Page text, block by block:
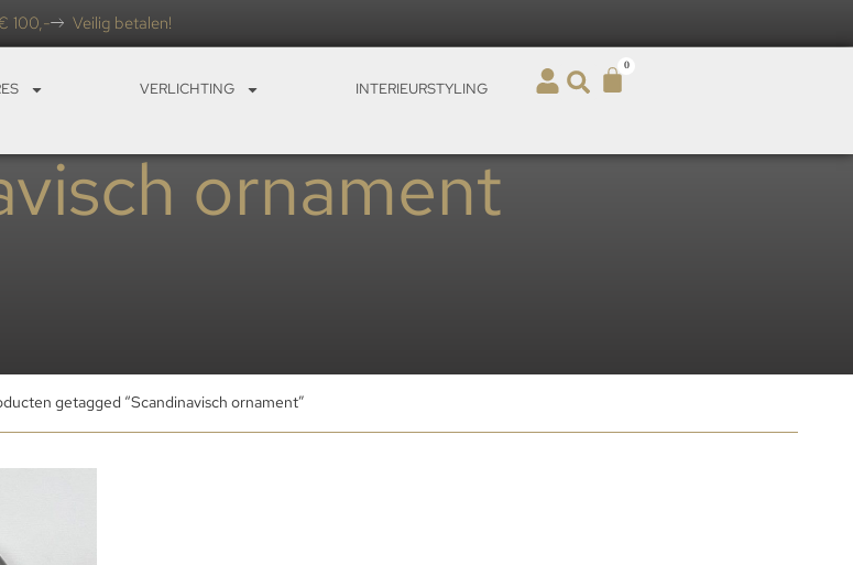
100,- Veilig betalen!
VERLICHTING INTERIEURSTYLING
0
ornament
getagged “Scandinavisch ornament”